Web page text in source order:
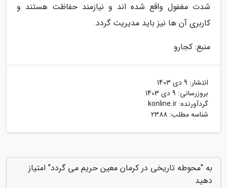
شدت مغفول واقع شده اند و نیازمند حفاظت هستند و
کاربری آن ها نیز باید مدیریت گردد.
منبع: کجارو
انتشار: 9 دی 1403
بروزرسانی: 9 دی 1403
گردآورنده: konline.ir
شناسه مطلب: 2388
به "محوطه تاریخی در کرمان معین حریم می گردد" امتیاز
دهید